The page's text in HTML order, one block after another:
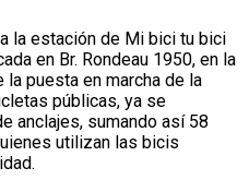
la estación de Mi bici tu bici
en Br. Rondeau 1950, en la
puesta en marcha de la
públicas, ya se
anclajes, sumando así 58
utilizan las bicis